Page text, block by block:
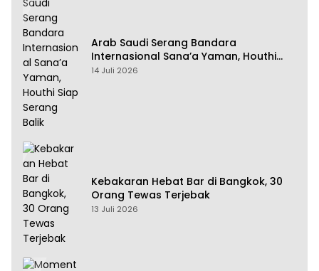
Arab Saudi Serang Bandara
Internasional Sana’a Yaman, Houthi
Siap Serang Balik
14 Juli 2026
Kebakaran Hebat Bar di Bangkok, 30
Orang Tewas Terjebak
13 Juli 2026